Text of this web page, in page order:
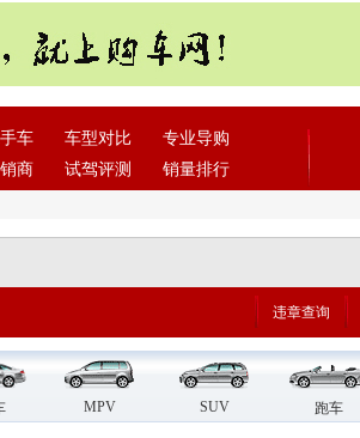
车 车型对比
专业导购
商 试驾评测 销量排行
违章查询
MPV SUV 跑车